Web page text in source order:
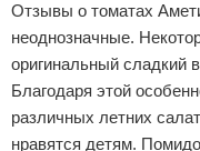
Отзывы о томатах
неоднозначные.
оригинальный сладкий
Благодаря этой
различных летних
нравятся детям.